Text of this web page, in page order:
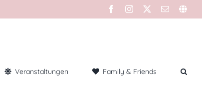
Veranstaltungen Family & Friends